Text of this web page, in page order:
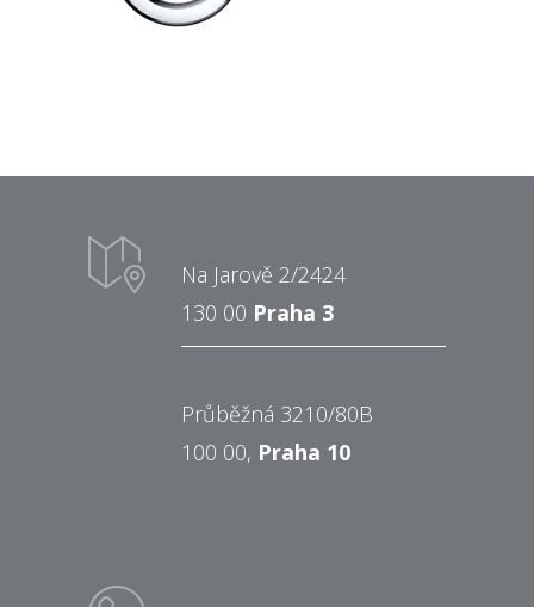
Na Jarově 2/2424
130 00 Praha 3
Průběžná 3210/80B
100 00, Praha 10